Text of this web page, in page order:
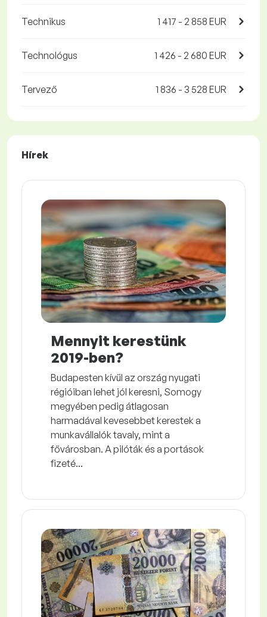
Technikus 1 417 - 2 858 EUR
Technológus 1 426 - 2 680 EUR
Tervező 1 836 - 3 528 EUR
Hírek
Mennyit kerestünk
2019-ben?
Budapesten kívül az ország nyugati
régióiban lehet jól keresni, Somogy
megyében pedig átlagosan
harmadával kevesebbet kerestek a
munkavállalók tavaly, mint a
fővárosban. A pilóták és a portások
fizeté...